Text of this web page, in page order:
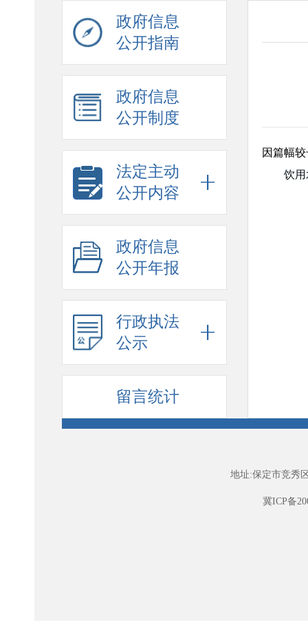
政府信息
公开指南
政府信息
公开制度
法定主动
公开内容
政府信息
公开年报
行政执法
公示
留言统计
因篇幅
饮
地址:保定市竞秀
冀ICP备